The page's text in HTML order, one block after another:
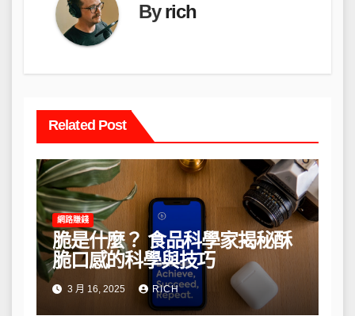
Byrich
Related Post
網路賺錢
脆是什麼？ 食品科學家揭秘酥
脆口感的科學與技巧
3 月 16, 2025 RICH